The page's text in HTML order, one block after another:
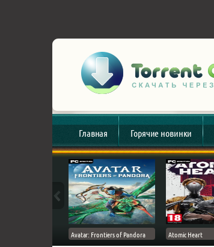
Главная Горячие новинки
Avatar: Frontiers of Pandora Atomic Heart